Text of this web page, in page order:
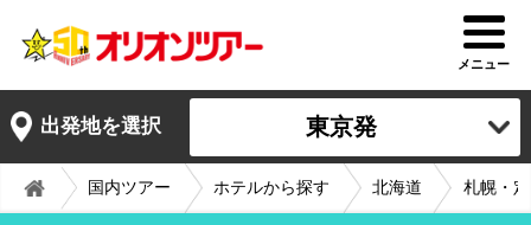
メニュー
出発地を選択 東京発
国内ツアー ホテルから探す 北海道 札幌・